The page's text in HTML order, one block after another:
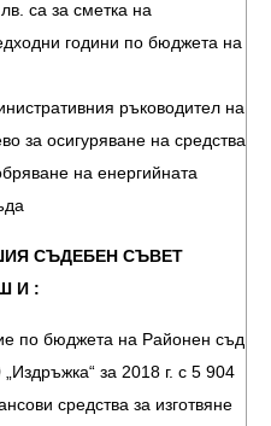
са за сметка на
години по бюджета на
ръководител на
за осигуряване на средства
на енергийната
СЪДЕБЕН СЪВЕТ
И :
по бюджета на Районен съд
за 2018 г. с 5 904
средства за изготвяне